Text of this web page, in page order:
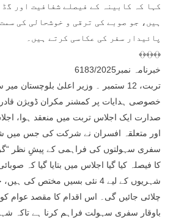
کہا کہ کابینہ کے فیصلے شفافیت اور گڈ
ہیں، جو صوبے کی ترقی و خوشحالی کی
پائیدار سفر کی عکاسی کرتے ہیں۔
﴾﴿﴾﴿﴾﴿
خبرنامہ نمبر6183/2025
تربت، 12 ستمبر ۔ وزیر اعلیٰ بلوچستان
خصوصی ہدایات پر کمشنر مکران ڈویژن
صدارت ایک اجلاس تربت میں منعقد ہوا،
اور متعلقہ افسران نے شرکت کی جس میں
سفری سہولتوں کی فراہمی کے پیشِ نظر
کا فیصلہ کیا گیا اجلاس میں بتایا گیا کہ
شہریوں کے لیے 4 نئی بسیں مختص
چلائی جائیں گی۔ اس اقدام کا مقصد عوام
باوقار سفری سہولت فراہم کرنا ہے تاکہ